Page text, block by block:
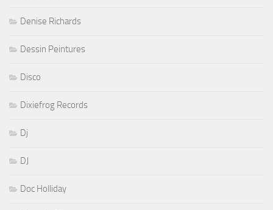
Denise Richards
Dessin Peintures
Disco
Dixiefrog Records
Dj
DJ
Doc Holliday